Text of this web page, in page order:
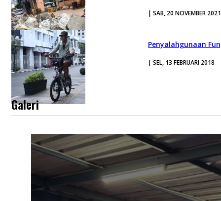
| SAB, 20 NOVEMBER 2021
Penyalahgunaan
| SEL, 13 FEBRUARI 2018
Galeri